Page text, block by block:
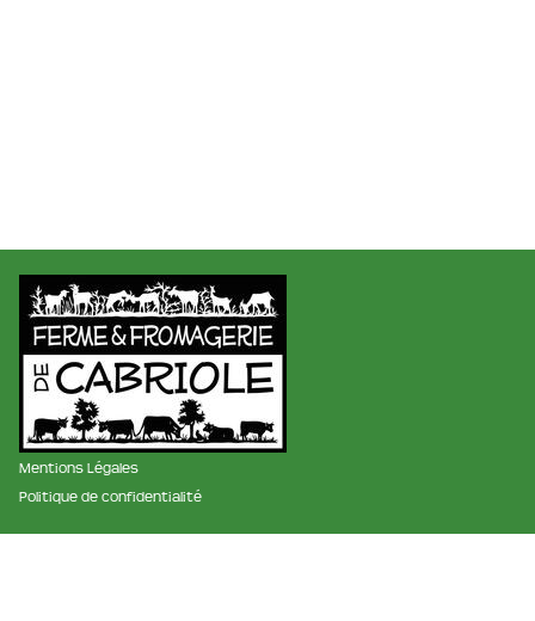
Mentions Légales
Politique de confidentialité